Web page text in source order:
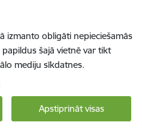
izmanto obligāti nepieciešamās
šajā vietnē var tikt
mediju sīkdatnes.
Apstiprināt visas